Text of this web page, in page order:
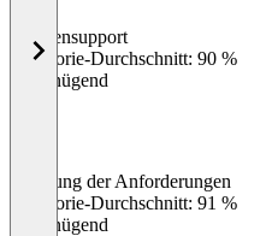
%
Kundensupport
Kategorie-Durchschnitt: 90 %
Ungenügend
Erfüllung der Anforderungen
Kategorie-Durchschnitt: 91 %
Ungenügend